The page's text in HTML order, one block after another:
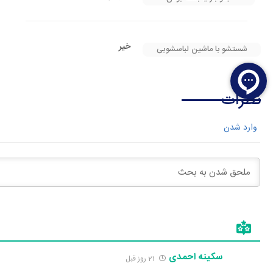
شستشو با ماشین لباسشویی خیر
نظرات
وارد شدن
سکینه احمدی